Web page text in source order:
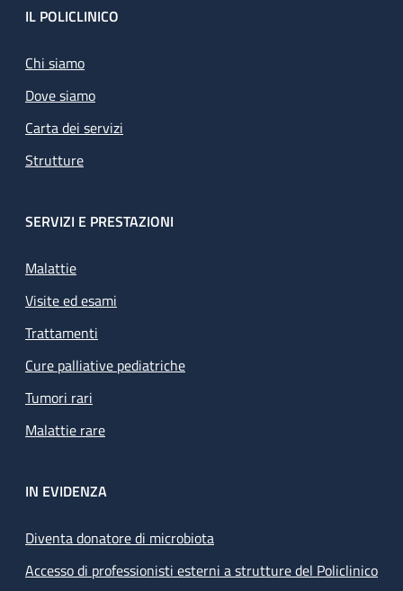
Footer
IL POLICLINICO
Chi siamo
Dove siamo
Carta dei servizi
Strutture
SERVIZI E PRESTAZIONI
Malattie
Visite ed esami
Trattamenti
Cure palliative pediatriche
Tumori rari
Malattie rare
IN EVIDENZA
Diventa donatore di microbiota
Accesso di professionisti esterni a strutture del Policlinico